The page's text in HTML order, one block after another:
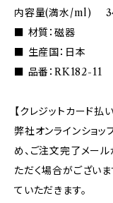
内容量(満水/ml)
■ 材質：磁器
■ 生産国：日本
■ 品番：RK182-11
【クレジットカード払
弊社オンラインショ
め、ご注文完了メー
ただく場合がござい
ていただきます。